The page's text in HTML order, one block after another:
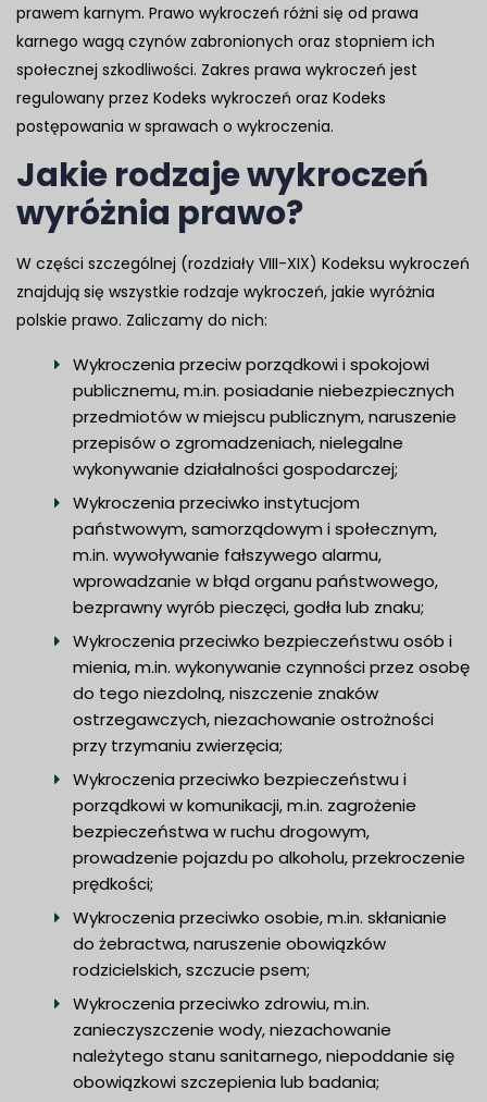
prawem karnym. Prawo wykroczeń różni się od prawa
karnego wagą czynów zabronionych oraz stopniem ich
społecznej szkodliwości. Zakres prawa wykroczeń jest
regulowany przez Kodeks wykroczeń oraz Kodeks
postępowania w sprawach o wykroczenia.
Jakie rodzaje wykroczeń
wyróżnia prawo?
W części szczególnej (rozdziały VIII-XIX) Kodeksu wykroczeń
znajdują się wszystkie rodzaje wykroczeń, jakie wyróżnia
polskie prawo. Zaliczamy do nich:
Wykroczenia przeciw porządkowi i spokojowi
publicznemu, m.in. posiadanie niebezpiecznych
przedmiotów w miejscu publicznym, naruszenie
przepisów o zgromadzeniach, nielegalne
wykonywanie działalności gospodarczej;
Wykroczenia przeciwko instytucjom
państwowym, samorządowym i społecznym,
m.in. wywoływanie fałszywego alarmu,
wprowadzanie w błąd organu państwowego,
bezprawny wyrób pieczęci, godła lub znaku;
Wykroczenia przeciwko bezpieczeństwu osób i
mienia, m.in. wykonywanie czynności przez osobę
do tego niezdolną, niszczenie znaków
ostrzegawczych, niezachowanie ostrożności
przy trzymaniu zwierzęcia;
Wykroczenia przeciwko bezpieczeństwu i
porządkowi w komunikacji, m.in. zagrożenie
bezpieczeństwa w ruchu drogowym,
prowadzenie pojazdu po alkoholu, przekroczenie
prędkości;
Wykroczenia przeciwko osobie, m.in. skłanianie
do żebractwa, naruszenie obowiązków
rodzicielskich, szczucie psem;
Wykroczenia przeciwko zdrowiu, m.in.
zanieczyszczenie wody, niezachowanie
należytego stanu sanitarnego, niepoddanie się
obowiązkowi szczepienia lub badania;